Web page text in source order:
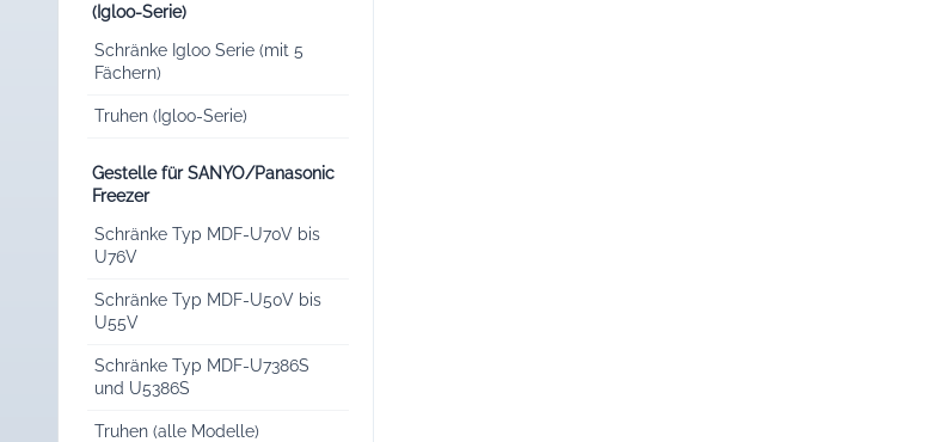
(Igloo-Serie)
Schränke Igloo Serie (mit 5
Fächern)
Truhen (Igloo-Serie)
Gestelle für SANYO/Panasonic
Freezer
Schränke Typ MDF-U70V bis
U76V
Schränke Typ MDF-U50V bis
U55V
Schränke Typ MDF-U7386S
und U5386S
Truhen (alle Modelle)